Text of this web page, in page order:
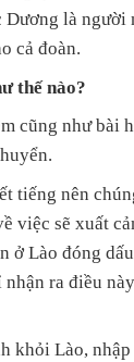
là người
cả đoàn.
thế nào?
cũng như bài
tiếng nên
việc sẽ xuất
ở Lào đóng
ra điều
khỏi Lào,